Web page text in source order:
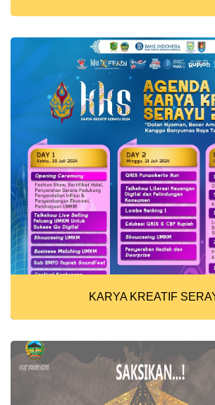
KARYA KREATIF